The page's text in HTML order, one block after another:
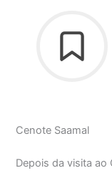
Cenote Saamal
Depois da visita